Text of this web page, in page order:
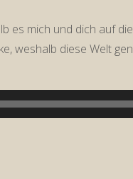
es mich und dich auf
weshalb diese Welt